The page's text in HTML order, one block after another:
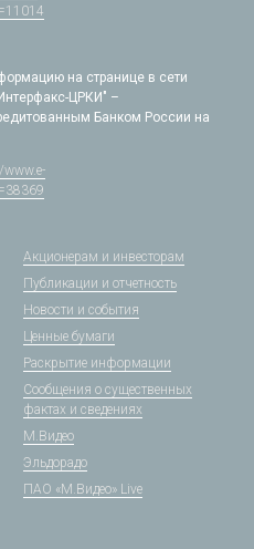
на странице в сети
ЦРКИ" –
Банком России на
Акционерам и инвесторам
Публикации и отчетность
Новости и события
Ценные бумаги
Раскрытие информации
Сообщения о существенных
фактах и сведениях
М.Видео
Эльдорадо
ПАО «М.Видео» Live